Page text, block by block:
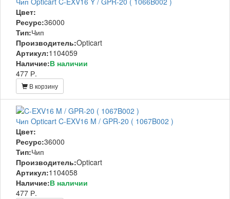
Цвет:
Ресурс:36000
Тип:Чип
Производитель:Opticart
Артикул:1104059
Наличие:В наличии
477 Р.
В корзину
Чип Opticart C-EXV16 M / GPR-20 ( 1067B002 )
Цвет:
Ресурс:36000
Тип:Чип
Производитель:Opticart
Артикул:1104058
Наличие:В наличии
477 Р.